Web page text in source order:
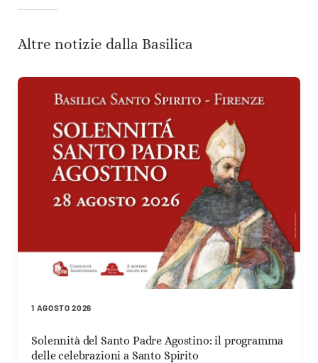
Altre notizie dalla Basilica
1 AGOSTO 2026
Solennità del Santo Padre Agostino: il programma
delle celebrazioni a Santo Spirito